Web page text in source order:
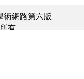
術網路第六版
有